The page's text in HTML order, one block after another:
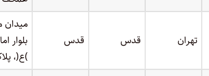
تهران قدس قدس
میدان
بلوار
)ع(،